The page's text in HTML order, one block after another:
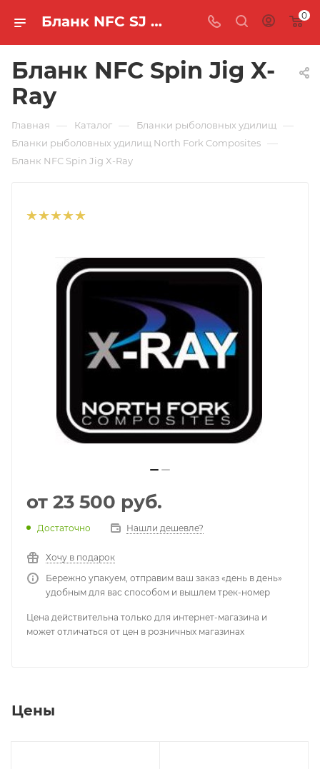
Бланк NFC SJ X-Ray 🐟 купить по цене 23 500 руб. в интернет-магазине "MASTER FISH" 0
Бланк NFC Spin Jig X-
Ray
Главная — Каталог — Бланки рыболовных удилищ —
Бланки рыболовных удилищ North Fork Composites —
Бланк NFC Spin Jig X-Ray
от 23 500 руб.
Достаточно Нашли дешевле?
Хочу в подарок
Бережно упакуем, отправим ваш заказ «день в день»
удобным для вас способом и вышлем трек-номер
Цена действительна только для интернет-магазина и
может отличаться от цен в розничных магазинах
Цены